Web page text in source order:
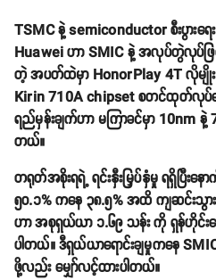
TSMC နဲ့ semiconductor စီးပွာ
Huawei ဟာ SMIC နဲ့ အလုပ်တွဲလုပ်ဖြ
တဲ့ အပတ်ထဲမှာ HonorPlay 4T လိုမ
Kirin 710A chipset စတင်ထုတ်လု
ရည်မှန်းချက်ဟာ မကြာခင်မှာ 10nm
တယ်။
တရုတ်အစိုးရရဲ့ ရင်းနှီးမြှပ်နှံမှု ရရှိပြီး
၅၀.၁% ကနေ ၃၈.၅% အထိ ကျဆင်းသွ
ဟာ အစုရှယ်ယာ ၁.၆၉ သန်း ကို ရှန်ဟိုင်းဈ
ပါတယ်။ ဒီရှယ်ယာရောင်းချမှုကနေ
ဖို့လည်း မျှော်လင့်ထားပါတယ်။